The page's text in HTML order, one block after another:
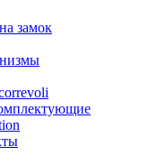
замок